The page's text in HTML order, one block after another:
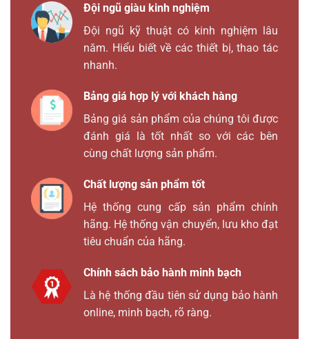
Đội ngũ giàu kinh nghiệm
Đội ngũ kỹ thuật có kinh nghiệm lâu
năm. Hiểu biết về các thiết bị, thao tác
nhanh.
Bảng giá hợp lý với khách hàng
Bảng giá sản phẩm của chúng tôi được
đánh giá là tốt nhất so với các bên
cùng chất lượng sản phẩm.
Chất lượng sản phẩm tốt
Hệ thống cung cấp sản phẩm chính
hãng. Hệ thống vận chuyển, lưu kho đạt
tiêu chuẩn của hãng.
Chính sách bảo hành minh bạch
Là hệ thống đầu tiên sử dụng bảo hành
online, minh bạch, rõ ràng.